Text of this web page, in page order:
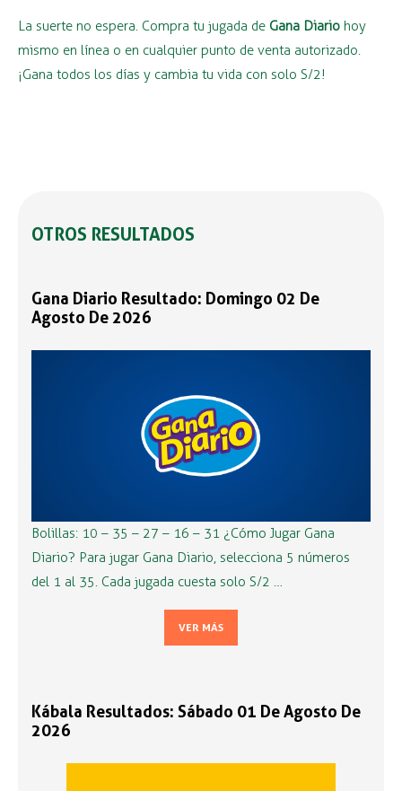
La suerte no espera. Compra tu jugada de Gana Diario hoy
mismo en línea o en cualquier punto de venta autorizado.
¡Gana todos los días y cambia tu vida con solo S/2!
OTROS RESULTADOS
Gana Diario Resultado: Domingo 02 De
Agosto De 2026
Bolillas: 10 – 35 – 27 – 16 – 31 ¿Cómo Jugar Gana
Diario? Para jugar Gana Diario, selecciona 5 números
del 1 al 35. Cada jugada cuesta solo S/2 …
VER MÁS
Kábala Resultados: Sábado 01 De Agosto De
2026